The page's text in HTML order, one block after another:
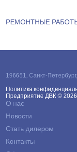
РЕМОНТНЫЕ
196651, Санкт-Петербург,
Политика
Предприятие ДВК © 2026
О нас
Новости
Стать дилером
Контакты